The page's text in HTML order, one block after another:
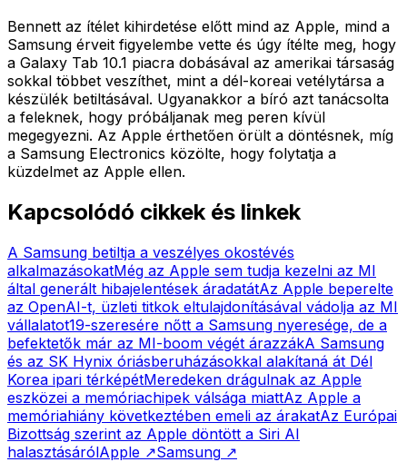
Bennett az ítélet kihirdetése előtt mind az Apple, mind a
Samsung érveit figyelembe vette és úgy ítélte meg, hogy
a Galaxy Tab 10.1 piacra dobásával az amerikai társaság
sokkal többet veszíthet, mint a dél-koreai vetélytársa a
készülék betiltásával. Ugyanakkor a bíró azt tanácsolta
a feleknek, hogy próbáljanak meg peren kívül
megegyezni. Az Apple érthetően örült a döntésnek, míg
a Samsung Electronics közölte, hogy folytatja a
küzdelmet az Apple ellen.
Kapcsolódó cikkek és linkek
A Samsung betiltja a veszélyes okostévés
alkalmazásokatMég az Apple sem tudja kezelni az MI
által generált hibajelentések áradatátAz Apple beperelte
az OpenAI-t, üzleti titkok eltulajdonításával vádolja az MI
vállalatot19-szeresére nőtt a Samsung nyeresége, de a
befektetők már az MI-boom végét árazzákA Samsung
és az SK Hynix óriásberuházásokkal alakítaná át Dél
Korea ipari térképétMeredeken drágulnak az Apple
eszközei a memóriachipek válsága miattAz Apple a
memóriahiány következtében emeli az árakatAz Európai
Bizottság szerint az Apple döntött a Siri AI
halasztásárólApple ↗Samsung ↗